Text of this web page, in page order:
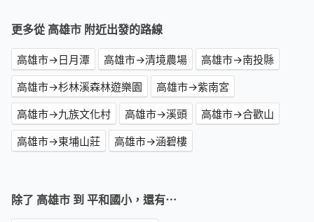
更多從 高雄市 附近出發的路線
高雄市→日月潭 高雄市→清境農場
高雄市→南投縣
高雄市→杉林溪森林遊樂園
高雄市→紫南宮
高雄市→九族文化村
高雄市→溪頭
高雄市→合歡山
高雄市→東埔山莊
高雄市→涵碧樓
除了 高雄市 到 平和國小，還有⋯